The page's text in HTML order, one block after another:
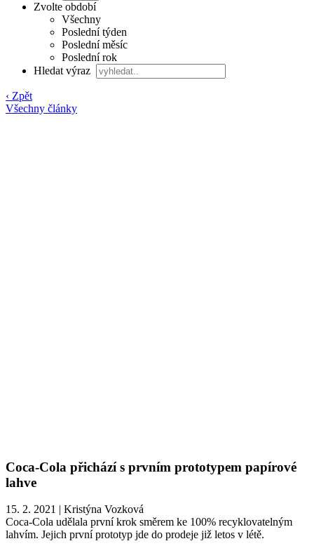
Zvolte období
Všechny
Poslední týden
Poslední měsíc
Poslední rok
Hledat výraz
‹ Zpět
Všechny články
Coca-Cola přichází s prvním prototypem papírové
lahve
15. 2. 2021 | Kristýna Vozková
Coca-Cola udělala první krok směrem ke 100% recyklovatelným
lahvím. Jejich první prototyp jde do prodeje již letos v létě.